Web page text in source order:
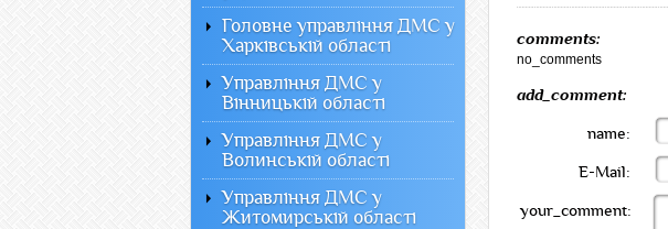
comments:
no_comments
add_comment:
name:
E-Mail:
your_comment:
Головне управління ДМС у
Харківській області
Управління ДМС у
Вінницькій області
Управління ДМС у
Волинській області
Управління ДМС у
Житомирській області